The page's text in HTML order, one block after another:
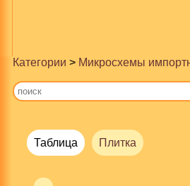
Категории > Микросхемы
Таблица Плитка